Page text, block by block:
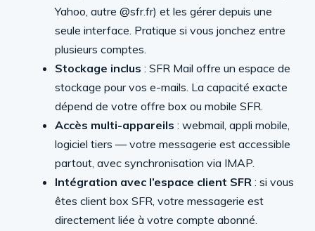
Yahoo, autre @sfr.fr) et les gérer depuis une
seule interface. Pratique si vous jonchez entre
plusieurs comptes.
Stockage inclus : SFR Mail offre un espace de
stockage pour vos e-mails. La capacité exacte
dépend de votre offre box ou mobile SFR.
Accès multi-appareils : webmail, appli mobile,
logiciel tiers — votre messagerie est accessible
partout, avec synchronisation via IMAP.
Intégration avec l’espace client SFR : si vous
êtes client box SFR, votre messagerie est
directement liée à votre compte abonné.